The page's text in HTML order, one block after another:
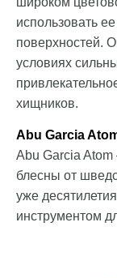
использовать
поверхностей.
условиях
хищников.
Abu Garcia
Abu Garcia
блесны от
уже
инструментом